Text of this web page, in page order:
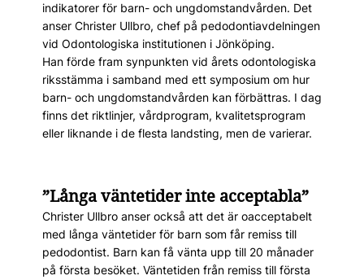
indikatorer för barn- och ungdomstandvården. Det
anser Christer Ullbro, chef på pedodontiavdelningen
vid Odontologiska institutionen i Jönköping.
Han förde fram synpunkten vid årets odontologiska
riksstämma i samband med ett symposium om hur
barn- och ungdomstandvården kan förbättras. I dag
finns det riktlinjer, vårdprogram, kvalitetsprogram
eller liknande i de flesta landsting, men de varierar.
”Långa väntetider inte acceptabla”
Christer Ullbro anser också att det är oacceptabelt
med långa väntetider för barn som får remiss till
pedodontist. Barn kan få vänta upp till 20 månader
på första besöket. Väntetiden från remiss till första